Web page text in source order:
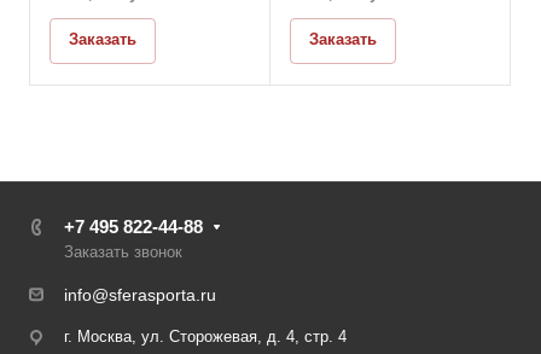
Заказать Заказать
+7 495 822-44-88
Заказать звонок
info@sferasporta.ru
г. Москва, ул. Сторожевая, д. 4, стр. 4